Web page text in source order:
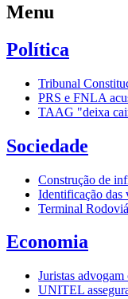
Menu
Política
Tribunal
PRS e FNLA
TAAG "deixa
Sociedade
Construção de
Identificação das
Terminal
Economia
Juristas
UNITEL